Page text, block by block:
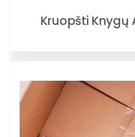
Kruopšti Knygų